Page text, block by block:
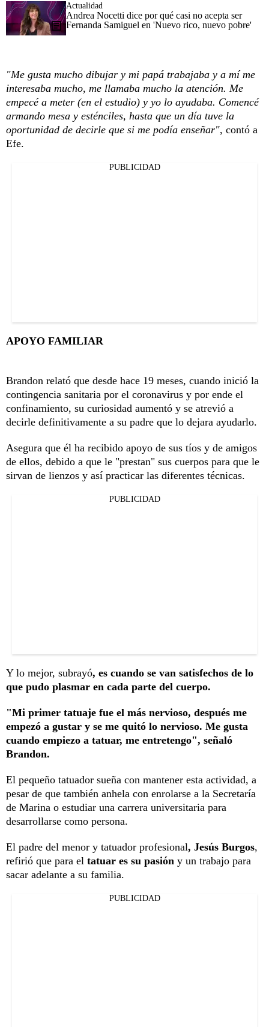
Actualidad
Andrea Nocetti dice por qué casi no acepta ser
Fernanda Samiguel en 'Nuevo rico, nuevo pobre'
"Me gusta mucho dibujar y mi papá trabajaba y a mí me
interesaba mucho, me llamaba mucho la atención. Me
empecé a meter (en el estudio) y yo lo ayudaba. Comencé
armando mesa y esténciles, hasta que un día tuve la
oportunidad de decirle que si me podía enseñar", contó a
Efe.
PUBLICIDAD
APOYO FAMILIAR
Brandon relató que desde hace 19 meses, cuando inició la
contingencia sanitaria por el coronavirus y por ende el
confinamiento, su curiosidad aumentó y se atrevió a
decirle definitivamente a su padre que lo dejara ayudarlo.
Asegura que él ha recibido apoyo de sus tíos y de amigos
de ellos, debido a que le "prestan" sus cuerpos para que le
sirvan de lienzos y así practicar las diferentes técnicas.
PUBLICIDAD
Y lo mejor, subrayó, es cuando se van satisfechos de lo
que pudo plasmar en cada parte del cuerpo.
"Mi primer tatuaje fue el más nervioso, después me
empezó a gustar y se me quitó lo nervioso. Me gusta
cuando empiezo a tatuar, me entretengo", señaló
Brandon.
El pequeño tatuador sueña con mantener esta actividad, a
pesar de que también anhela con enrolarse a la Secretaría
de Marina o estudiar una carrera universitaria para
desarrollarse como persona.
El padre del menor y tatuador profesional, Jesús Burgos,
refirió que para el tatuar es su pasión y un trabajo para
sacar adelante a su familia.
PUBLICIDAD